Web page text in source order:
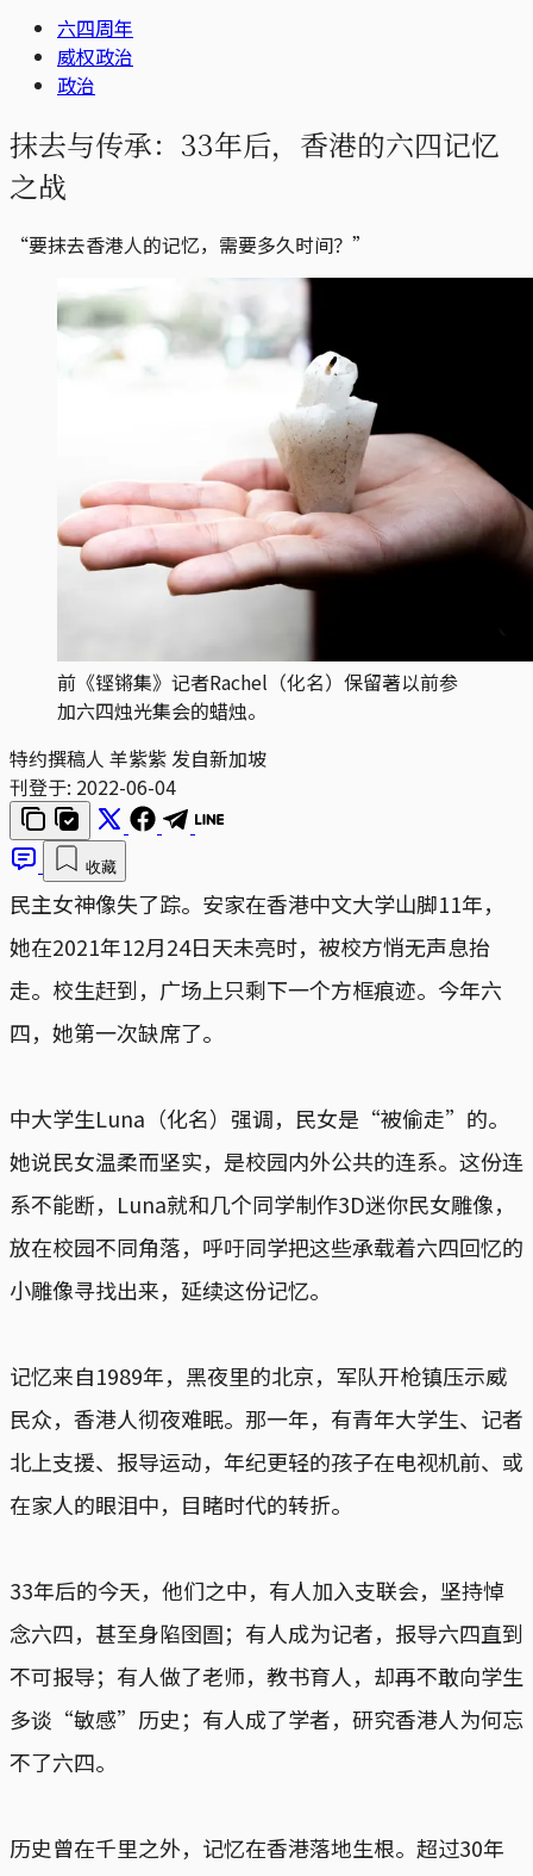
六四周年
威权政治
政治
抹去与传承：33年后，香港的六四记忆
之战
“要抹去香港人的记忆，需要多久时间？”
前《铿锵集》记者Rachel（化名）保留著以前参
加六四烛光集会的蜡烛。
特约撰稿人 羊紫紫 发自新加坡
刊登于: 2022-06-04
收藏
民主女神像失了踪。安家在香港中文大学山脚11年，
她在2021年12月24日天未亮时，被校方悄无声息抬
走。校生赶到，广场上只剩下一个方框痕迹。今年六
四，她第一次缺席了。
中大学生Luna（化名）强调，民女是“被偷走”的。
她说民女温柔而坚实，是校园内外公共的连系。这份连
系不能断，Luna就和几个同学制作3D迷你民女雕像，
放在校园不同角落，呼吁同学把这些承载着六四回忆的
小雕像寻找出来，延续这份记忆。
记忆来自1989年，黑夜里的北京，军队开枪镇压示威
民众，香港人彻夜难眠。那一年，有青年大学生、记者
北上支援、报导运动，年纪更轻的孩子在电视机前、或
在家人的眼泪中，目睹时代的转折。
33年后的今天，他们之中，有人加入支联会，坚持悼
念六四，甚至身陷囹圄；有人成为记者，报导六四直到
不可报导；有人做了老师，教书育人，却再不敢向学生
多谈“敏感”历史；有人成了学者，研究香港人为何忘
不了六四。
历史曾在千里之外，记忆在香港落地生根。超过30年